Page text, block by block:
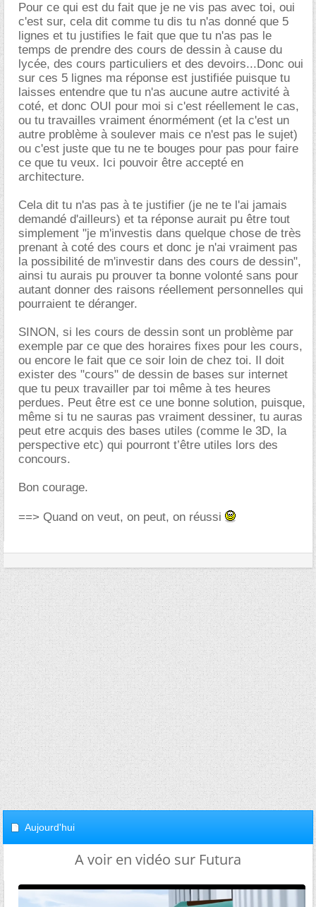
Pour ce qui est du fait que je ne vis pas avec toi, oui
c'est sur, cela dit comme tu dis tu n'as donné que 5
lignes et tu justifies le fait que que tu n'as pas le
temps de prendre des cours de dessin à cause du
lycée, des cours particuliers et des devoirs...Donc oui
sur ces 5 lignes ma réponse est justifiée puisque tu
laisses entendre que tu n'as aucune autre activité à
coté, et donc OUI pour moi si c'est réellement le cas,
ou tu travailles vraiment énormément (et la c'est un
autre problème à soulever mais ce n'est pas le sujet)
ou c'est juste que tu ne te bouges pour pas pour faire
ce que tu veux. Ici pouvoir être accepté en
architecture.
Cela dit tu n'as pas à te justifier (je ne te l'ai jamais
demandé d'ailleurs) et ta réponse aurait pu être tout
simplement "je m'investis dans quelque chose de très
prenant à coté des cours et donc je n'ai vraiment pas
la possibilité de m'investir dans des cours de dessin",
ainsi tu aurais pu prouver ta bonne volonté sans pour
autant donner des raisons réellement personnelles qui
pourraient te déranger.
SINON, si les cours de dessin sont un problème par
exemple par ce que des horaires fixes pour les cours,
ou encore le fait que ce soir loin de chez toi. Il doit
exister des "cours" de dessin de bases sur internet
que tu peux travailler par toi même à tes heures
perdues. Peut être est ce une bonne solution, puisque,
même si tu ne sauras pas vraiment dessiner, tu auras
peut etre acquis des bases utiles (comme le 3D, la
perspective etc) qui pourront t’être utiles lors des
concours.
Bon courage.
==> Quand on veut, on peut, on réussi
Aujourd'hui
A voir en vidéo sur Futura